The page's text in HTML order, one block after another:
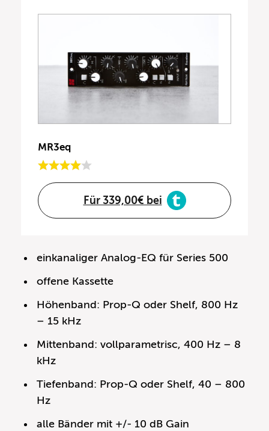
MR3eq
Für 339,00€ bei
einkanaliger Analog-EQ für Series 500
offene Kassette
Höhenband: Prop-Q oder Shelf, 800 Hz
– 15 kHz
Mittenband: vollparametrisc, 400 Hz – 8
kHz
Tiefenband: Prop-Q oder Shelf, 40 – 800
Hz
alle Bänder mit +/- 10 dB Gain